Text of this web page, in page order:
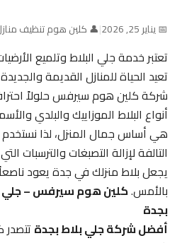
📅 يناير 25, 2026 |👤 كلين هوم تنظيف منازل
تعتبر خدمة جلي البلاط وتلميع
تعيد الحياة للمنازل القديمة
شركة كلين هوم سيرفس حلولاً
أنواع البلاط الموزاييك والبلدي
هي أساس جمال المنزل، لذا نستخدم
التالفة لإزالة التصبغات والترسبات
يجعل بلاط منزلك في جدة يعود ناصعاً
بالأمس.كلين هوم سيرفس – جلي
بجدة
أفضل شركة جلي بلاط بجدةتتصدر